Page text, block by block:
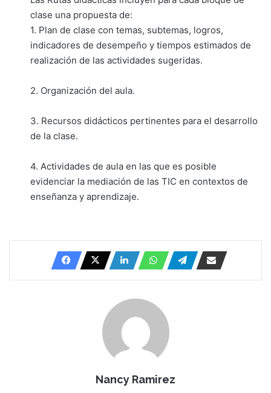
clase una propuesta de:
1. Plan de clase con temas, subtemas, logros,
indicadores de desempeño y tiempos estimados de
realización de las actividades sugeridas.
2. Organización del aula.
3. Recursos didácticos pertinentes para el desarrollo
de la clase.
4. Actividades de aula en las que es posible
evidenciar la mediación de las TIC en contextos de
enseñanza y aprendizaje.
Nancy Ramirez